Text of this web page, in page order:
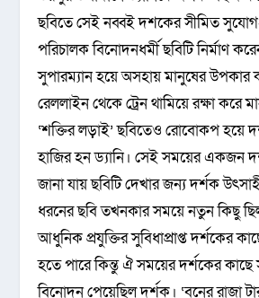
ছবিতে সেই নব্বই দশকের সীমিত
পরিচালক বিনোদনধর্মী ছবিটি নির্মাণ
সুপারম্যান হয়ে অসহায় মানুষের উপকার
রেললাইন থেকে ট্রেন থামিয়ে রক্ষা করে
‘শক্তির লড়াই’ ছবিতেও রোবোকপ হয়ে
হাজির হন ড্যানি। সেই সময়ের একজন
জানা যায় ছবিটি দেখার জন্য দর্শক
ধরনের ছবি তখনকার সময়ে নতুন কিছু
আধুনিক প্রযুক্তির সুবিধাপ্রাপ্ত দর্শকের
হতে পারে কিন্তু ঐ সময়ের দর্শকের
বিনোদন পেয়েছিল দর্শক। ‘বনের রাজা